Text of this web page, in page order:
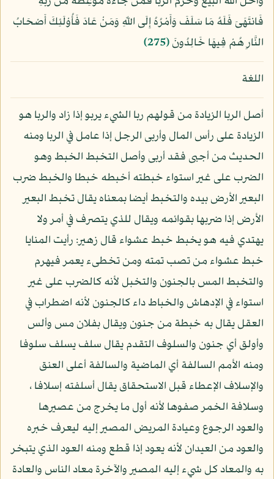
فَانتَهَىَ فَلَهُ مَا سَلَفَ وَأَمْرُهُ إِلَى اللّهِ وَمَنْ عَادَ فَأُوْلَئِكَ أَصْحَابُ
النَّارِ هُمْ فِيهَا خَالِدُونَ﴿275﴾
اللغة
أصل الربا الزيادة من قولهم ربا الشيء يربو إذا زاد والربا هو
الزيادة على رأس المال وأربى الرجل إذا عامل في الربا ومنه
الحديث من أجبى فقد أربى وأصل التخبط الخبط وهو
الضرب على غير استواء خبطته أخبطه خبطا والخبط ضرب
البعير الأرض بيده والتخبط أيضا بمعناه يقال تخبط البعير
الأرض إذا ضربها بقوائمه ويقال للذي يتصرف في أمر ولا
يهتدي فيه هو يخبط خبط عشواء قال زهير: رأيت المنايا
خبط عشواء من تصب تمته ومن تخطىء يعمر فيهرم
والتخبط المس بالجنون والتخبل لأنه كالضرب على غير
استواء في الإدهاش والخباط داء كالجنون لأنه اضطراب في
العقل يقال به خبطة من جنون ويقال بفلان مس وألس
وأولق أي جنون والسلوف التقدم يقال سلف يسلف سلوفا
ومنه الأمم السالفة أي الماضية والسالفة أعلى العنق
والإسلاف الإعطاء قبل الاستحقاق يقال أسلفته إسلافا ،
وسلافة الخمر صفوها لأنه أول ما يخرج من عصيرها
والعود الرجوع وعيادة المريض المصير إليه ليعرف خبره
والعود من العيدان لأنه يعود إذا قطع ومنه العود الذي يتبخر
به والمعاد كل شيء إليه المصير والآخرة معاد الناس والعادة